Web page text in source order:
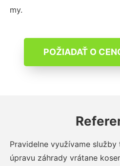
my.
POŽIADAŤ O
Pravidelne využívame
úpravu záhrady vrátane